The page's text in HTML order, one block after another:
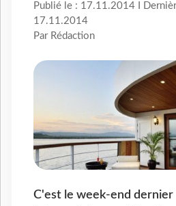
Publié le : 17.11.2014 I
17.11.2014
Par Rédaction
C'est le week-end dernier